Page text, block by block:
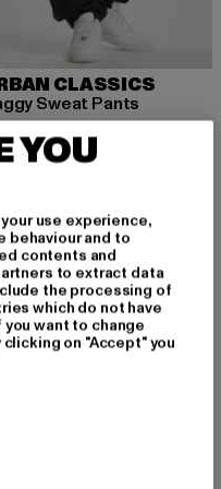
CLASSICS
Sweat Pants
28,99prijs: EUR 28,99
EUR 49,99Actieprijs:
YOU
use experience,
behaviour and to
contents and
to extract data
the processing of
which do not have
want to change
on "Accept" you